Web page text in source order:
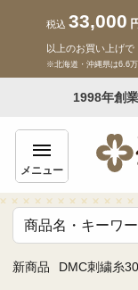
税込 33,000
以上のお買い上げで
※北海道・沖縄県は6.6
1998年創
メニュー
新商品 DMC刺繍糸
商品一覧